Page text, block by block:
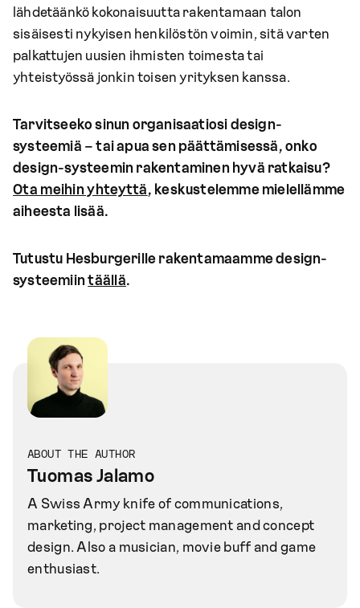
lähdetäänkö kokonaisuutta rakentamaan talon
sisäisesti nykyisen henkilöstön voimin, sitä varten
palkattujen uusien ihmisten toimesta tai
yhteistyössä jonkin toisen yrityksen kanssa.
Tarvitseeko sinun organisaatiosi design-
systeemiä – tai apua sen päättämisessä, onko
design-systeemin rakentaminen hyvä ratkaisu?
Ota meihin yhteyttä, keskustelemme mielellämme
aiheesta lisää.
Tutustu Hesburgerille rakentamaamme design-
systeemiintäällä.
A Swiss Army knife of communications,
marketing, project management and concept
design. Also a musician, movie buff and game
enthusiast.
ABOUT THE AUTHOR
Tuomas Jalamo